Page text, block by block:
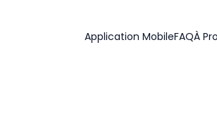
Application MobileFAQÀ